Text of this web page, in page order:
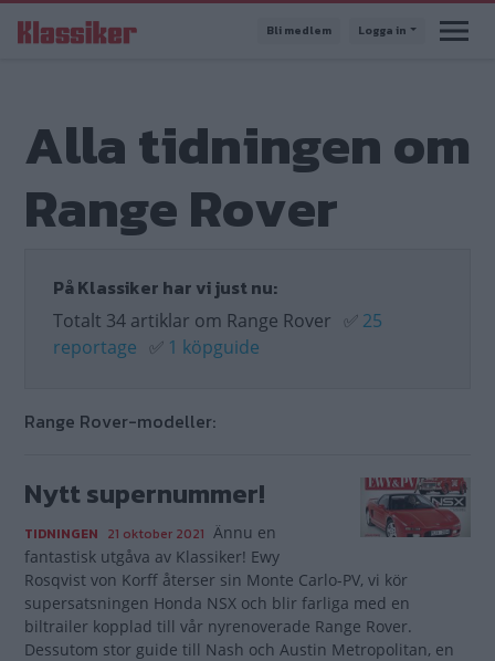
till
Bli medlem Logga in
Alla tidningen om
Range Rover
På Klassiker har vi just nu:
Totalt 34 artiklar om Range Rover ✅ 25
reportage ✅ 1 köpguide
Range Rover-modeller:
Nytt supernummer!
TIDNINGEN 21 oktober 2021 Ännu en
fantastisk utgåva av Klassiker! Ewy
Rosqvist von Korff återser sin Monte Carlo-PV, vi kör
supersatsningen Honda NSX och blir farliga med en
biltrailer kopplad till vår nyrenoverade Range Rover.
Dessutom stor guide till Nash och Austin Metropolitan, en